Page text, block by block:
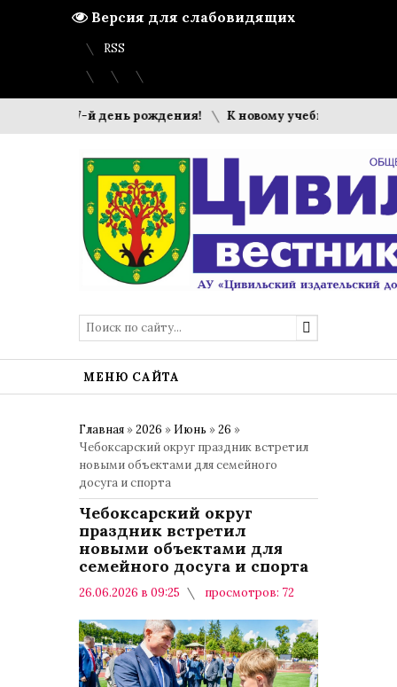
Версия для слабовидящих
Вход Регистрация
Карта сайта
RSS
437-й день рождения! К новому учебному году готовы
МЕНЮ САЙТА
Главная »2026 » Июнь »26 »
Чебоксарский округ праздник встретил
новыми объектами для семейного
досуга и спорта
Чебоксарский округ
праздник встретил
новыми объектами для
семейного досуга и спорта
26.06.2026 в 09:25
просмотров: 72